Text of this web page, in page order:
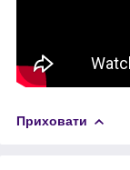
Приховати